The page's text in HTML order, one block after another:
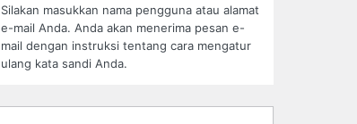
Silakan masukkan nama pengguna atau alamat
e-mail Anda. Anda akan menerima pesan e-
mail dengan instruksi tentang cara mengatur
ulang kata sandi Anda.